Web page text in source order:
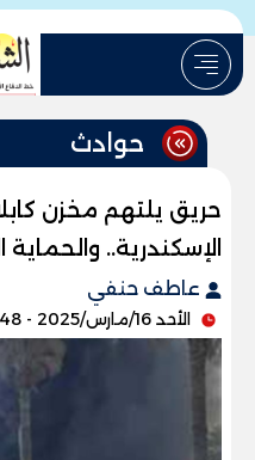
حوادث
حريق يلتهم مخزن
الإسكندرية..
عاطف حنفي
الأحد 16/مارس/2025 - 02:48 م